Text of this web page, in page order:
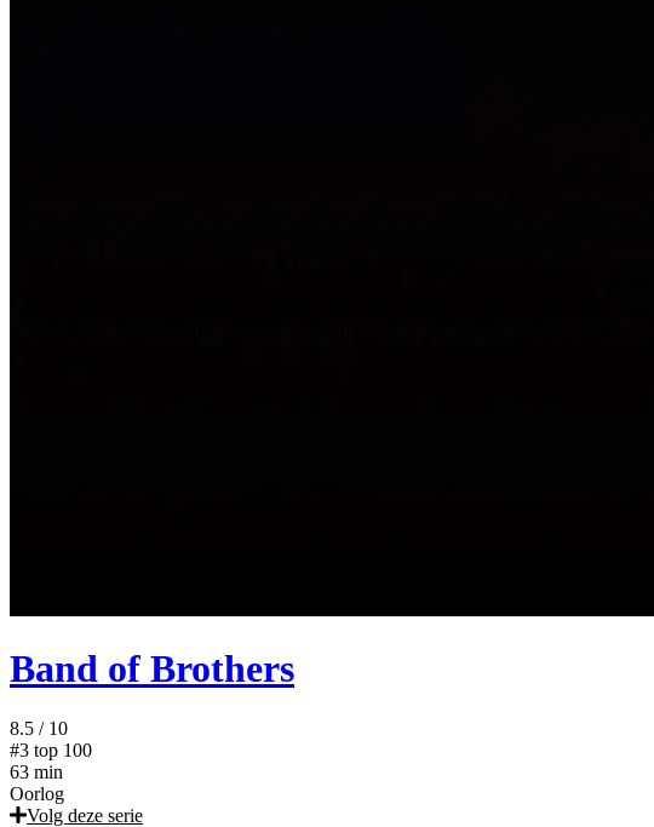
Band of Brothers
8.5 / 10
#3 top 100
63 min
Oorlog
Volg deze serie